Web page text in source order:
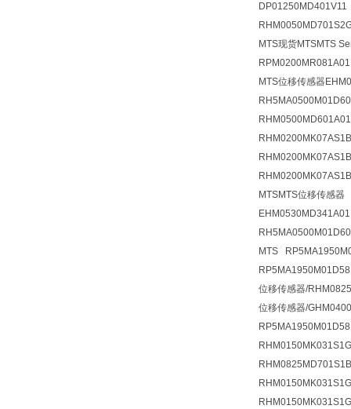
MTS现货MTSMTS
MTS位移传感器
MTSMTS位移传感
MTS
位移传感器/
位移传感器/